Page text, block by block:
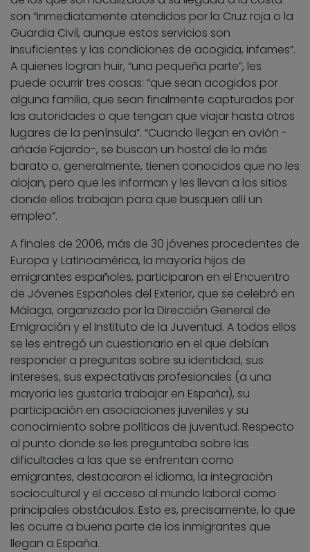
son “inmediatamente atendidos por la Cruz roja o la
Guardia Civil, aunque estos servicios son
insuficientes y las condiciones de acogida, infames”.
A quienes logran huir, “una pequeña parte”, les
puede ocurrir tres cosas: “que sean acogidos por
alguna familia, que sean finalmente capturados por
las autoridades o que tengan que viajar hasta otros
lugares de la península”. “Cuando llegan en avión -
añade Fajardo-, se buscan un hostal de lo más
barato o, generalmente, tienen conocidos que no les
alojan, pero que les informan y les llevan a los sitios
donde ellos trabajan para que busquen allí un
empleo”.
A finales de 2006, más de 30 jóvenes procedentes de
Europa y Latinoamérica, la mayoría hijos de
emigrantes españoles, participaron en el Encuentro
de Jóvenes Españoles del Exterior, que se celebró en
Málaga, organizado por la Dirección General de
Emigración y el Instituto de la Juventud. A todos ellos
se les entregó un cuestionario en el que debían
responder a preguntas sobre su identidad, sus
intereses, sus expectativas profesionales (a una
mayoría les gustaría trabajar en España), su
participación en asociaciones juveniles y su
conocimiento sobre políticas de juventud. Respecto
al punto donde se les preguntaba sobre las
dificultades a las que se enfrentan como
emigrantes, destacaron el idioma, la integración
sociocultural y el acceso al mundo laboral como
principales obstáculos. Esto es, precisamente, lo que
les ocurre a buena parte de los inmigrantes que
llegan a España.